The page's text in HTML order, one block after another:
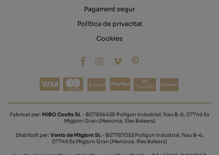
Pagament segur
Política de privacitat
Cookies
Transfer
Fabricat per: MIBO Cosits SL - B07856438 Polígon Industrial, Nau B-6, 07749 Es
Migjorn Gran (Menorca, Illes Balears)
Distribuït per: Vents de Migjorn SL- B57787053 Polígon Industrial, Nau B-6,
07749 Es Migjorn Gran (Menorca, Illes Balears)